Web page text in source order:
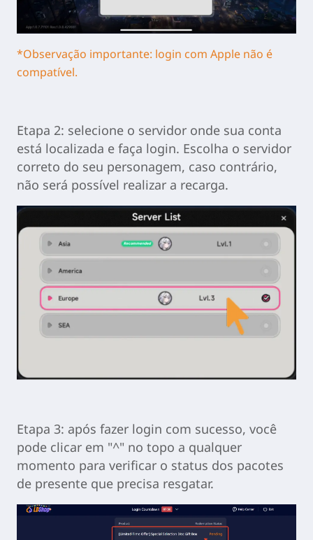
*Observação importante: login com Apple não é
compatível.
Etapa 2: selecione o servidor onde sua conta
está localizada e faça login. Escolha o servidor
correto do seu personagem, caso contrário,
não será possível realizar a recarga.
Etapa 3: após fazer login com sucesso, você
pode clicar em "^" no topo a qualquer
momento para verificar o status dos pacotes
de presente que precisa resgatar.